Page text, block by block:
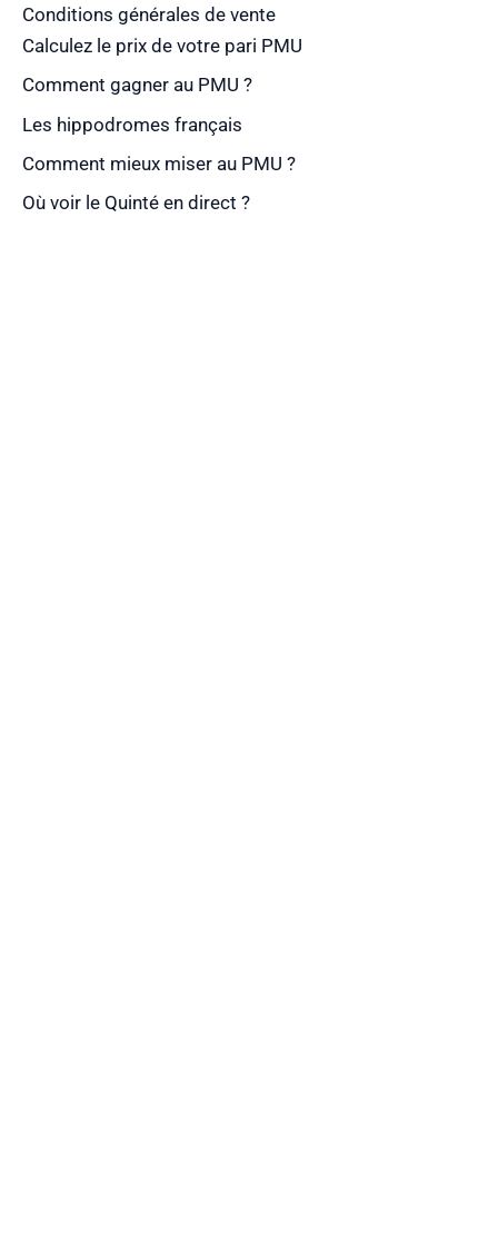
Conditions générales de vente
Calculez le prix de votre pari PMU
Comment gagner au PMU ?
Les hippodromes français
Comment mieux miser au PMU ?
Où voir le Quinté en direct ?